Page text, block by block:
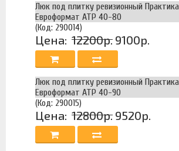
Люк под плитку ревизионный Практика
Евроформат АТР 40-80
(Код: 290014)
Цена: 12200р. 9100р.
Люк под плитку ревизионный Практика
Евроформат АТР 40-90
(Код: 290015)
Цена: 12800р. 9520р.